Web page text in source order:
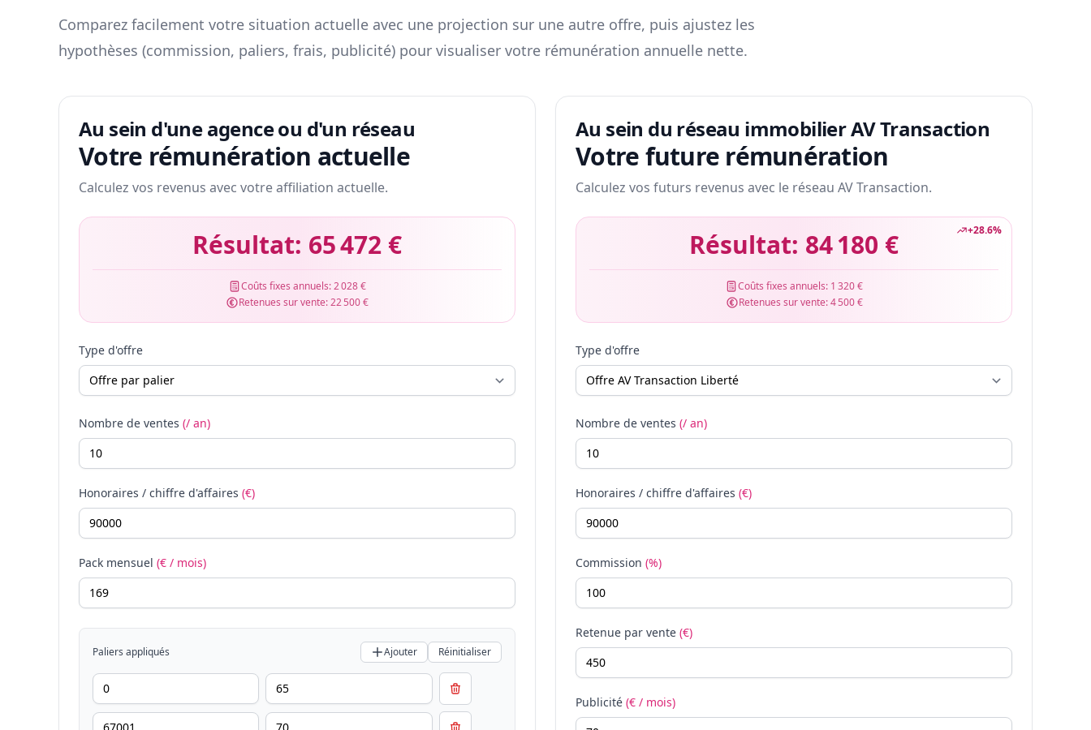
Comparez facilement votre situation actuelle avec une projection sur une autre offre, puis ajustez les
hypothèses (commission, paliers, frais, publicité) pour visualiser votre rémunération annuelle nette.
Au sein d'une agence ou d'un réseau
Votre rémunération actuelle
Calculez vos revenus avec votre affiliation actuelle.
Résultat: 65 472 €
Coûts fixes annuels:2 028 €
Retenues sur vente:22 500 €
Type d'offre
Nombre de ventes (/ an)
Honoraires / chiffre d'affaires (€)
Pack mensuel (€ / mois)
Paliers appliqués Ajouter Réinitialiser
Au sein du réseau immobilier AV Transaction
Votre future rémunération
Calculez vos futurs revenus avec le réseau AV Transaction.
+28.6%
Résultat: 84 180 €
Coûts fixes annuels: 1 320 €
Retenues sur vente:4 500 €
Type d'offre
Nombre de ventes (/ an)
Honoraires / chiffre d'affaires (€)
Commission (%)
Retenue par vente (€)
Publicité (€ / mois)